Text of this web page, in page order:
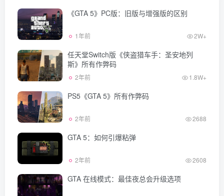
《GTA 5》PC版：旧版与增强版的区别
1年前 2W+
任天堂Switch版《侠盗猎车手：圣安地列
斯》所有作弊码
2年前 1.8W+
PS5《GTA 5》所有作弊码
2年前 2688
GTA 5：如何引爆粘弹
2年前 2608
GTA 在线模式：最佳夜总会升级选项